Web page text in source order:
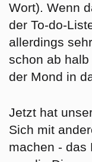
Wort). Wenn
der To-do-
allerdings
schon ab
der Mond in
Jetzt hat
Sich mit
machen - das